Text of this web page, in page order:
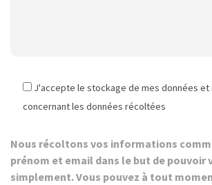
J'accepte le stockage de mes données
concernant les données récoltées
Nous récoltons vos informations
prénom et email dans le but de pouvoir
simplement. Vous pouvez à tout